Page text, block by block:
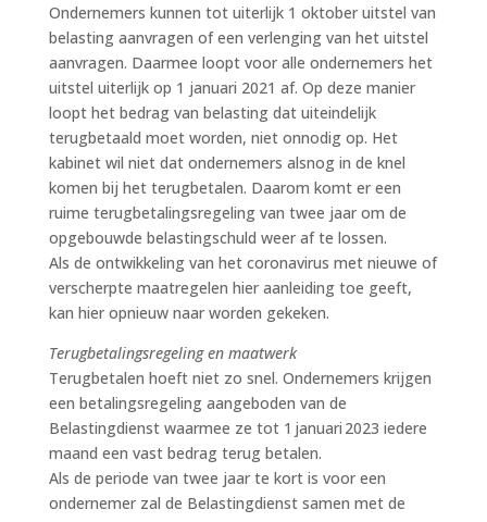
Ondernemers kunnen tot uiterlijk 1 oktober uitstel van
belasting aanvragen of een verlenging van het uitstel
aanvragen. Daarmee loopt voor alle ondernemers het
uitstel uiterlijk op 1 januari 2021 af. Op deze manier
loopt het bedrag van belasting dat uiteindelijk
terugbetaald moet worden, niet onnodig op. Het
kabinet wil niet dat ondernemers alsnog in de knel
komen bij het terugbetalen. Daarom komt er een
ruime terugbetalingsregeling van twee jaar om de
opgebouwde belastingschuld weer af te lossen.
Als de ontwikkeling van het coronavirus met nieuwe of
verscherpte maatregelen hier aanleiding toe geeft,
kan hier opnieuw naar worden gekeken.
Terugbetalingsregeling en maatwerk
Terugbetalen hoeft niet zo snel. Ondernemers krijgen
een betalingsregeling aangeboden van de
Belastingdienst waarmee ze tot 1 januari 2023 iedere
maand een vast bedrag terug betalen.
Als de periode van twee jaar te kort is voor een
ondernemer zal de Belastingdienst samen met de